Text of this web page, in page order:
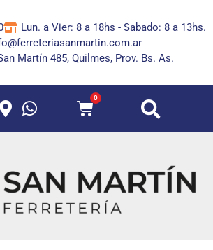
Lun. a Vier: 8 a 18hs - Sabado: 8 a 13hs.
Martín 485, Quilmes, Prov. Bs. As.
0